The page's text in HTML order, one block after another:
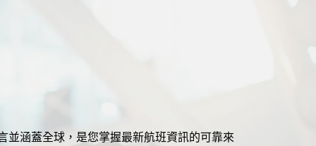
涵蓋全球，是您掌握最新航班資訊的可靠來